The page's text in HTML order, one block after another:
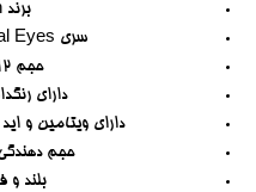
برند London
سری Scandal Eyes رنگ سبز
حجم 12 میلی لیتر
دارای
دارای ویتامین و
حجم دهندگی
بلند و